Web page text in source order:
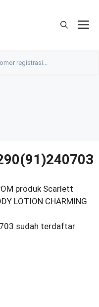
produk Scarlett
LOTION CHARMING
sudah terdaftar